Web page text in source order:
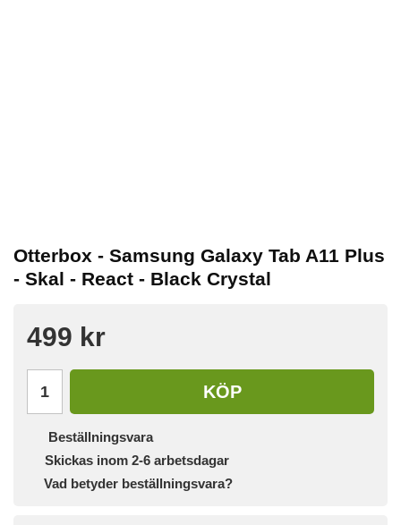
Otterbox - Samsung Galaxy Tab A11 Plus
- Skal - React - Black Crystal
499 kr
KÖP
Beställningsvara
Skickas inom 2-6 arbetsdagar
Vad betyder beställningsvara?